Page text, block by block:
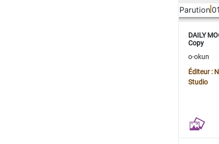
Parution
DAILY
Copy
o-okun
Éditeur :
Studio